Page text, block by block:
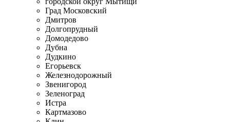
Град Московский
Дмитров
Долгопрудный
Домодедово
Дубна
Дудкино
Егорьевск
Железнодорожный
Звенигород
Зеленоград
Истра
Картмазово